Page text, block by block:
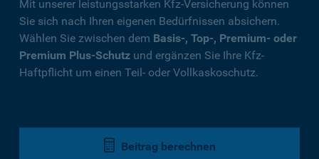
Mit unserer leistungsstarken Kfz-Versicherung können
Sie sich nach Ihren eigenen Bedürfnissen absichern.
Wählen Sie zwischen dem Basis-, Top-, Premium- oder
Premium Plus-Schutz und ergänzen Sie Ihre Kfz-
Haftpflicht um einen Teil- oder Vollkaskoschutz.
Beitrag berechnen